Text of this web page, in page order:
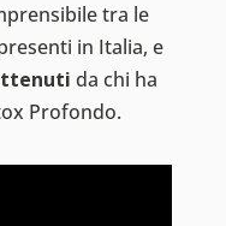
tra le
in Italia, e
da chi ha
Profondo.